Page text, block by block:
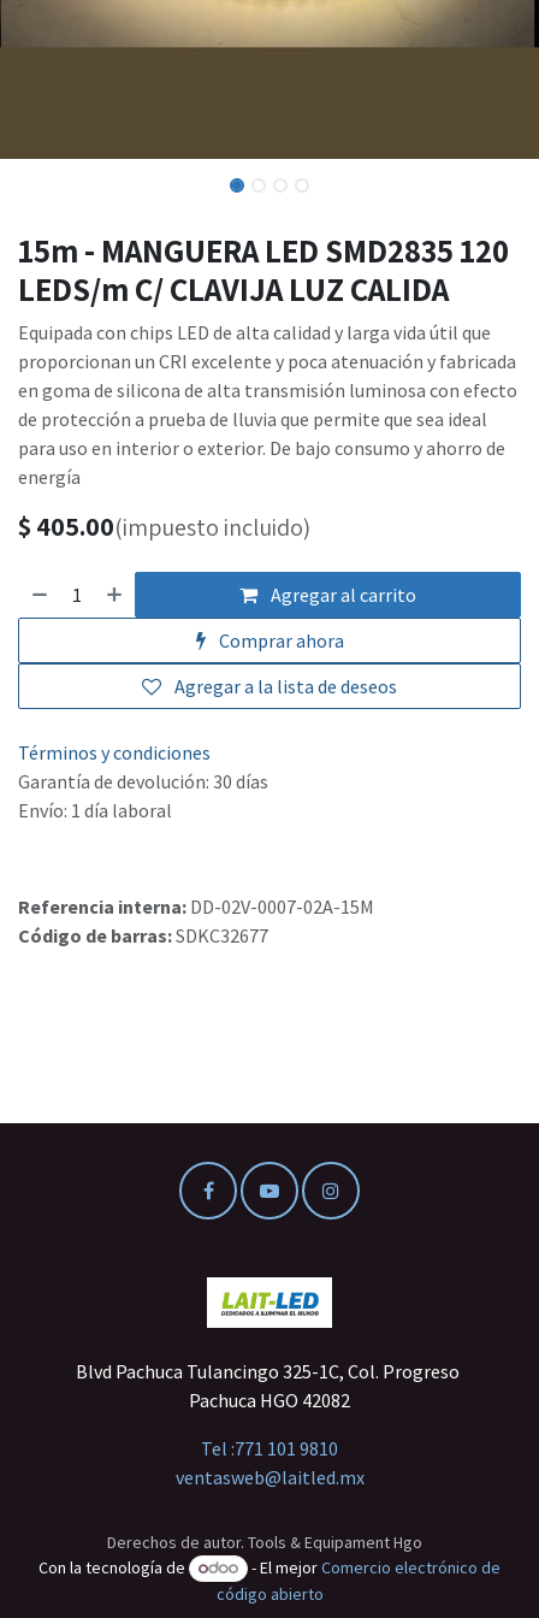
15m - MANGUERA LED SMD2835 120
LEDS/m C/ CLAVIJA LUZ CALIDA
Equipada con chips LED de alta calidad y larga vida útil que
proporcionan un CRI excelente y poca atenuación y fabricada
en goma de silicona de alta transmisión luminosa con efecto
de protección a prueba de lluvia que permite que sea ideal
para uso en interior o exterior. De bajo consumo y ahorro de
energía
$ 405.00(impuesto incluido)
Agregar al carrito
Comprar ahora
Agregar a la lista de deseos
Términos y condiciones
Garantía de devolución: 30 días
Envío: 1 día laboral
Referencia interna: DD-02V-0007-02A-15M
Código de barras:SDKC32677
Blvd Pachuca Tulancingo 325-1C, Col. Progreso
Pachuca HGO 42082
Tel :771 101 9810
ventasweb@laitled.mx
Derechos de autor. Tools & Equipament Hgo
Con la tecnología de
- El mejorComercio electrónico de
código abierto